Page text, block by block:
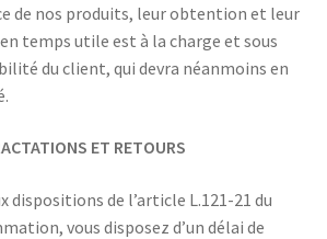
de nos produits, leur obtention et leur
temps utile est à la charge et sous
du client, qui devra néanmoins en
ET RETOURS
dispositions de l’article L.121-21 du
vous disposez d’un délai de